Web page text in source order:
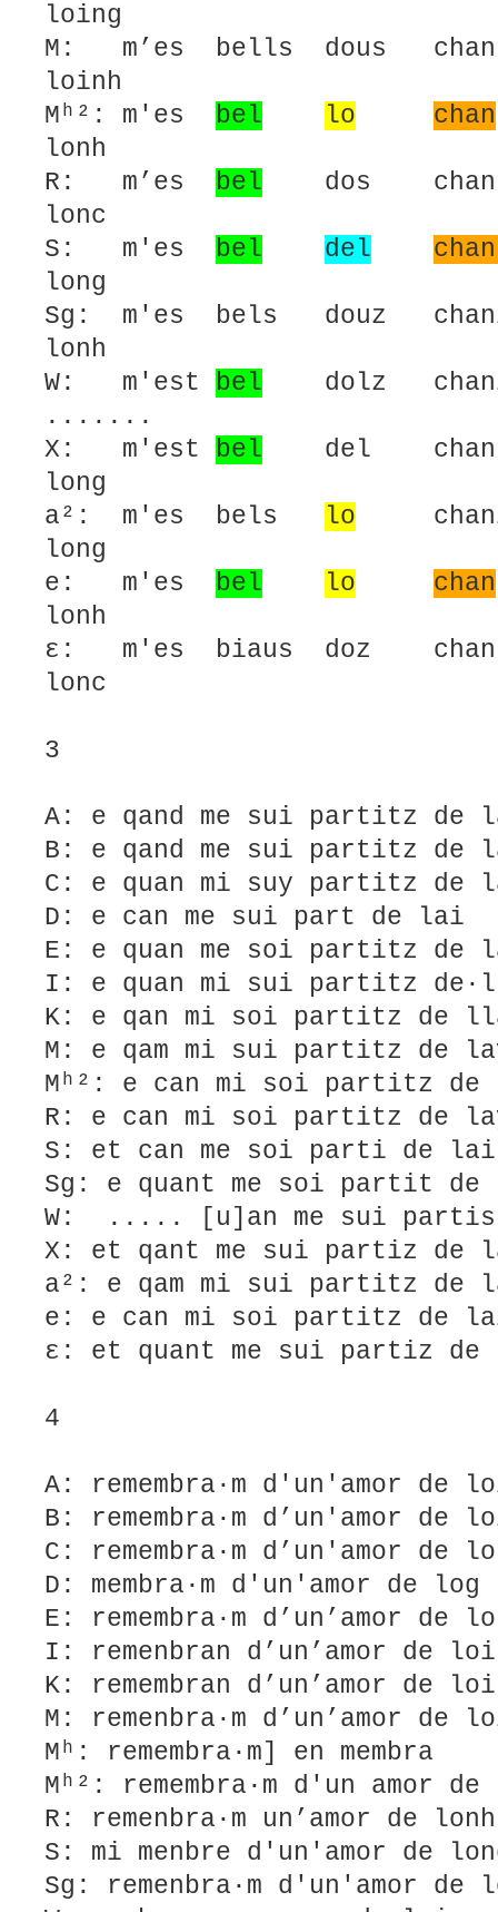
loing
M: m’es bells dous
loinh
Mʰ²: m'es bel lo chan
lonh
R: m’es bel dos chans
lonc
S: m'es bel del
long
Sg: m'es bels douz
lonh
W: m'est bel dolz
.......
X: m'est bel del chant
long
a²: m'es bels
lo
long
e: m'es bel lo chan
lonh
ε: m'es biaus doz
lonc
3
A: e qand me sui partitz de
B: e qand me sui partitz de
C: e quan mi suy partitz de
D: e can me sui part de lai
E: e quan me soi partitz de
I: e quan mi sui partitz
K: e qan mi soi partitz de
M: e qam mi sui partitz de
Mʰ²: e can mi soi partitz
R: e can mi soi partitz de
S: et can me soi parti de lai
Sg: e quant me soi partit
W: ..... [u]an me sui
X: et qant me sui partiz de
a²: e qam mi sui partitz de
e: e can mi soi partitz de
ε: et quant me sui partiz de
4
A: remembra·m d'un'amor de
B: remembra·m d’un'amor de
C: remembra·m d’un'amor de
D: membra·m d'un'amor de log
E: remembra·m d’un’amor de
I: remenbran d’un’amor de
K: remembran d’un’amor de
M: remenbra·m d’un’amor de
Mʰ: remembra·m] en membra
Mʰ²: remembra·m d'un amor de
R: remenbra·m un’amor de lonh
S: mi menbre d'un'amor de
Sg: remenbra·m d'un'amor de